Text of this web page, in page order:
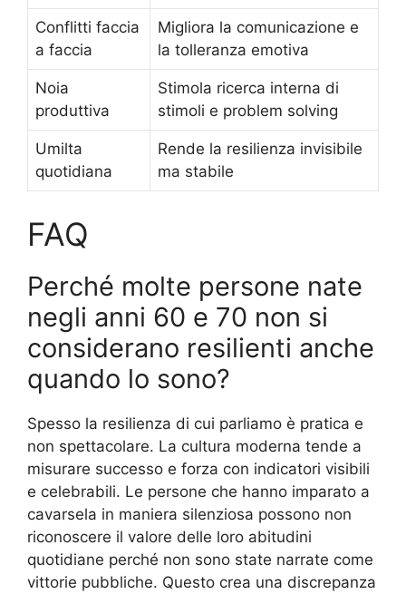
Conflitti faccia
a faccia
Migliora la comunicazione e
la tolleranza emotiva
Noia
produttiva
Stimola ricerca interna di
stimoli e problem solving
Umilta
quotidiana
Rende la resilienza invisibile
ma stabile
FAQ
Perché molte persone nate
negli anni 60 e 70 non si
considerano resilienti anche
quando lo sono?
Spesso la resilienza di cui parliamo è pratica e
non spettacolare. La cultura moderna tende a
misurare successo e forza con indicatori visibili
e celebrabili. Le persone che hanno imparato a
cavarsela in maniera silenziosa possono non
riconoscere il valore delle loro abitudini
quotidiane perché non sono state narrate come
vittorie pubbliche. Questo crea una discrepanza